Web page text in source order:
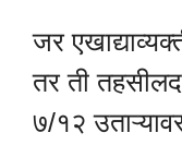
जर
तर ती
७/१२